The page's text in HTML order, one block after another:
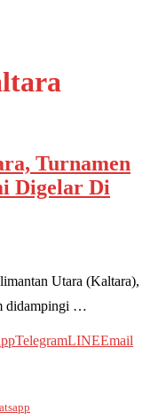
Turnamen
Digelar Di
Utara (Kaltara),
didampingi …
TelegramLINEEmail